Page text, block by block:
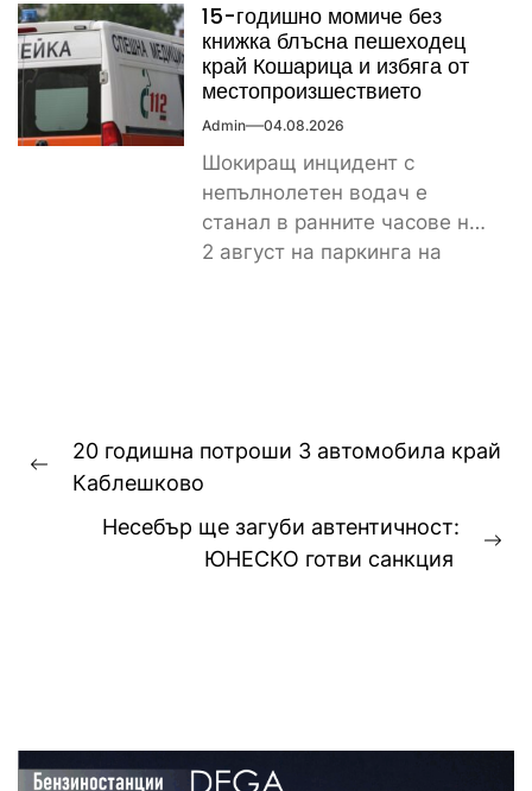
скъпотия на храната...
15-годишно момиче без
книжка блъсна пешеходец
край Кошарица и избяга от
местопроизшествието
Admin 04.08.2026
Шокиращ инцидент с
непълнолетен водач е
станал в ранните часове на
2 август на паркинга на
Навигация
Previous
20 годишна потроши 3 автомобила край
Каблешково
Несебър ще загуби автентичност:
ЮНЕСКО готви санкция